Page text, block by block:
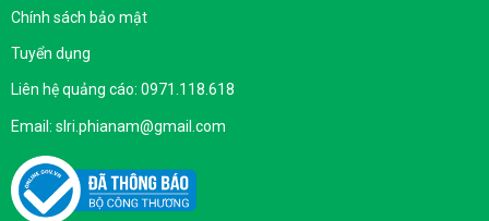
Chính sách bảo mật
Tuyển dụng
Liên hệ quảng cáo: 0971.118.618
Email: slri.phianam@gmail.com